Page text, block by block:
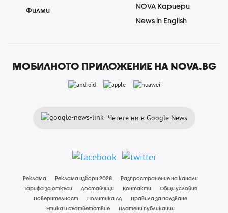
Филми
NOVA Кариери
News in English
МОБИЛНОТО ПРИЛОЖЕНИЕ НА NOVA.BG
Четете ни в Google News
Реклама Реклама избори 2026
Разпространение на канали
Тарифа за откъси
Доставчици Контакти
Общи условия
Поверителност
Политика ЛД
Правила за ползване
Етика и съответствие
Платени публикации